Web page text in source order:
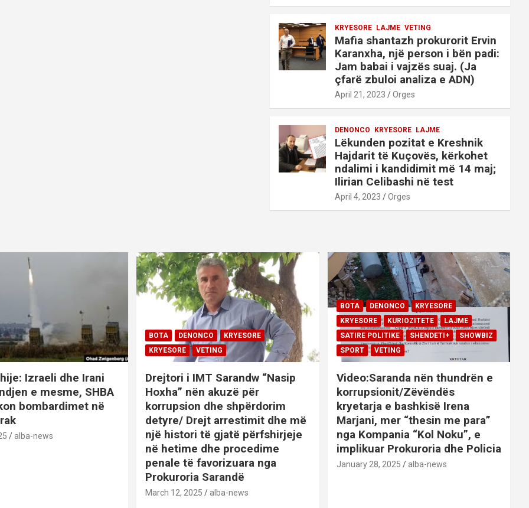
KRYESORE LAJME VETING
Mafia shantazh prokurorit Ervin
Karanxha, një person i bën padi:
Jam babai i vajzës suaj. (Ja
çfarë zbuloi analiza e ADN)
April 21, 2023 Orges
DENONCO KRYESORE LAJME
Lëkunden pozitat e Kreshnik
Hajdarit të Kuçovës, kërkohet
ndalimi i kandidimit më 14 maj;
Ilirian Celibashi në test
April 4, 2023 Orges
Izraeli dhe Irani
e mesme, SHBA
bombardimet në
alba-news
BOTA DENONCO
KRYESORE
KRYESORE
VETING
Drejtori i IMT Sarandw “Nasip
Hoxha” nën akuzë për
korrupsion dhe shpërdorim
detyre/ Drejt arrestimit dhe më
një histori të gjatë përfshirjeje
në hetime dhe procedime
penale të favorizuara nga
Prokuroria Sarandë
March 12, 2025 alba-news
BOTA DENONCO
KRYESORE
KRYESORE
KURIOZITETE
LAJME
SATIRE POLITIKE
SHENDETI+
SHOWBIZ
SPORT
VETING
Video:Saranda nën thundrën e
korrupsionit/Zëvëndës
kryetarja e bashkisë Irena
Marjani, mer “thesin me para”
nga Kompania “Kol Noku”, e
implikuar Prokuroria dhe Policia
January 28, 2025 alba-news
BOTA DENONCO
KRYESORE